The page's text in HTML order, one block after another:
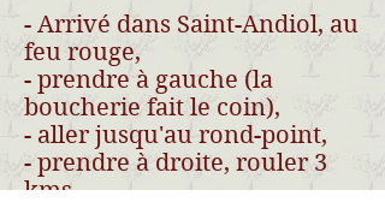
- Arrivé dans Saint-Andiol, au
feu rouge,
- prendre à gauche (la
boucherie fait le coin),
- aller jusqu'au rond-point,
- prendre à droite, rouler 3
kms,